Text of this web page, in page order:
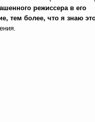
режиссера в его
тем более, что я знаю